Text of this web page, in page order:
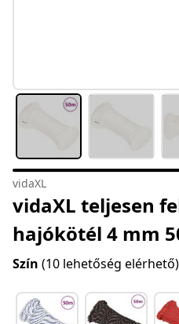
vidaXL
vidaXL teljesen
hajókötél 4 mm
Szín (10 lehetőség elérhető)